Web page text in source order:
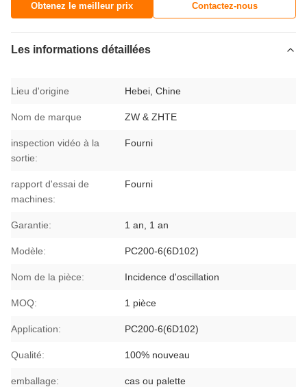
Obtenez le meilleur prix Contactez-nous
Les informations détaillées
Lieu d'origine Hebei, Chine
Nom de marque ZW & ZHTE
inspection vidéo à la
sortie:
Fourni
rapport d'essai de
machines:
Fourni
Garantie: 1 an, 1 an
Modèle: PC200-6(6D102)
Nom de la pièce: Incidence d'oscillation
MOQ: 1 pièce
Application: PC200-6(6D102)
Qualité: 100% nouveau
emballage: cas ou palette